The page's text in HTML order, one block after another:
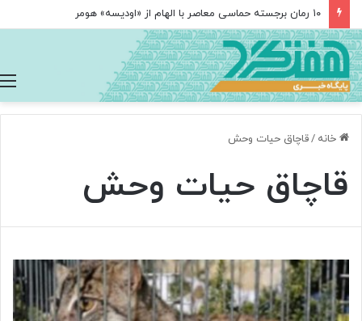
۱۰ رمان برجسته حماسی معاصر با الهام از «اودیسه» هومر
خانه /قاچاق حیات وحش
قاچاق حیات وحش